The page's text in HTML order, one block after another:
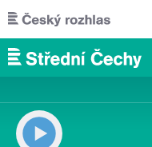
Přejít k hlavnímu obsahu